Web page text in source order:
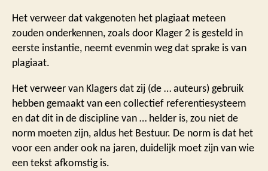
Het verweer dat vakgenoten het plagiaat meteen
zouden onderkennen, zoals door Klager 2 is gesteld in
eerste instantie, neemt evenmin weg dat sprake is van
plagiaat.
Het verweer van Klagers dat zij (de … auteurs) gebruik
hebben gemaakt van een collectief referentiesysteem
en dat dit in de discipline van … helder is, zou niet de
norm moeten zijn, aldus het Bestuur. De norm is dat het
voor een ander ook na jaren, duidelijk moet zijn van wie
een tekst afkomstig is.